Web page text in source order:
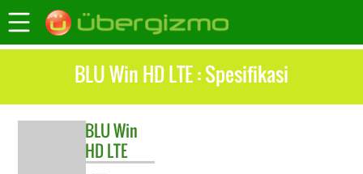
BLU Win HD LTE : Spesifikasi
BLUWin
HD LTE